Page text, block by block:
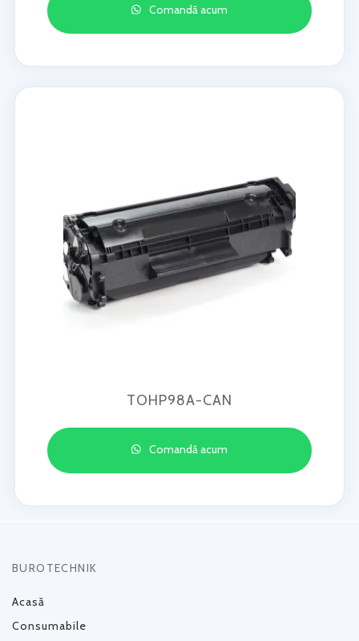
Comandă acum
TOHP98A-CAN
Comandă acum
BUROTECHNIK
Acasă
Consumabile